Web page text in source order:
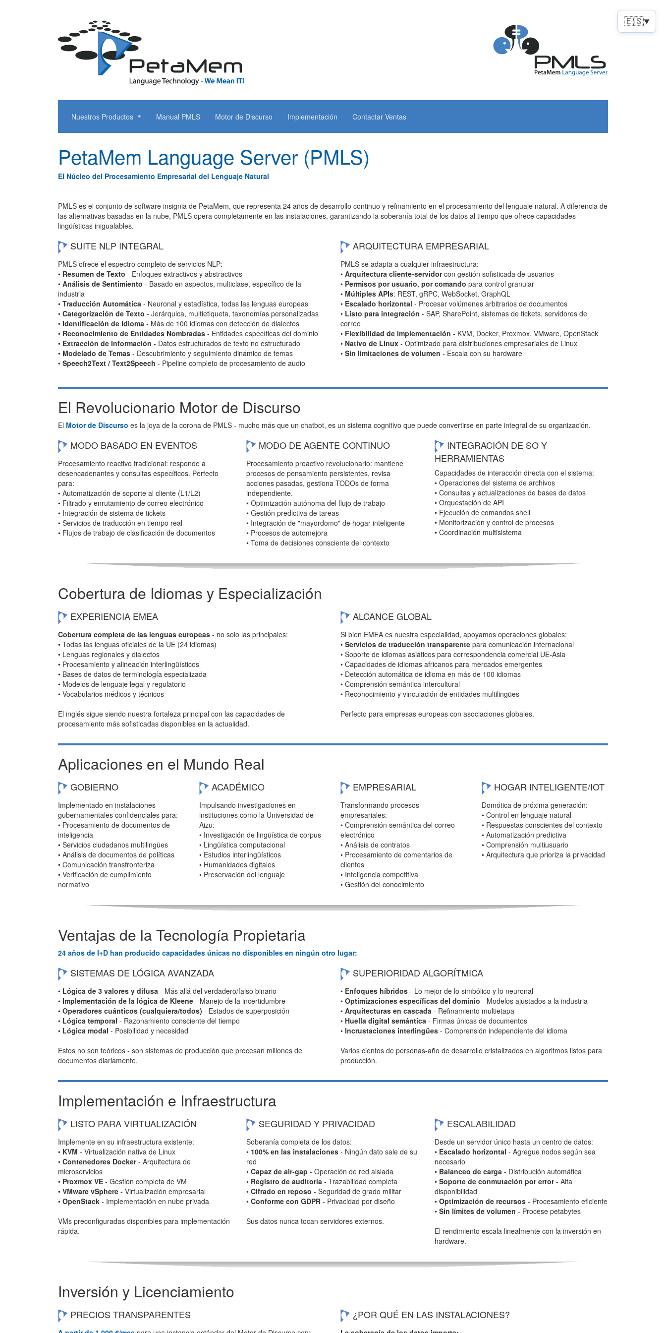
🇪🇸▼
Nuestros Productos Manual PMLS Motor de Discurso Implementación Contactar Ventas
PetaMem Language Server (PMLS)
El Núcleo del Procesamiento Empresarial del Lenguaje Natural
PMLS es el conjunto de software insignia de PetaMem, que representa 24 años de desarrollo continuo y refinamiento en el procesamiento del lenguaje natural. A diferencia de
las alternativas basadas en la nube, PMLS opera completamente en las instalaciones, garantizando la soberanía total de los datos al tiempo que ofrece capacidades
lingüísticas inigualables.
SUITE NLP INTEGRAL
PMLS ofrece el espectro completo de servicios NLP:
• Resumen de Texto - Enfoques extractivos y abstractivos
• Análisis de Sentimiento - Basado en aspectos, multiclase, específico de la
industria
• Traducción Automática - Neuronal y estadística, todas las lenguas europeas
• Categorización de Texto - Jerárquica, multietiqueta, taxonomías personalizadas
• Identificación de Idioma - Más de 100 idiomas con detección de dialectos
• Reconocimiento de Entidades Nombradas - Entidades específicas del dominio
• Extracción de Información - Datos estructurados de texto no estructurado
• Modelado de Temas - Descubrimiento y seguimiento dinámico de temas
• Speech2Text / Text2Speech - Pipeline completo de procesamiento de audio
ARQUITECTURA EMPRESARIAL
PMLS se adapta a cualquier infraestructura:
• Arquitectura cliente-servidorcon gestión sofisticada de usuarios
• Permisos por usuario, por comando para control granular
• Múltiples APIs: REST, gRPC, WebSocket, GraphQL
• Escalado horizontal - Procesar volúmenes arbitrarios de documentos
• Listo para integración - SAP, SharePoint, sistemas de tickets, servidores de
correo
• Flexibilidad de implementación - KVM, Docker, Proxmox, VMware, OpenStack
• Nativo de Linux - Optimizado para distribuciones empresariales de Linux
• Sin limitaciones de volumen - Escala con su hardware
El Revolucionario Motor de Discurso
El Motor de Discurso es la joya de la corona de PMLS - mucho más que un chatbot, es un sistema cognitivo que puede convertirse en parte integral de su organización.
MODO BASADO EN EVENTOS
Procesamiento reactivo tradicional: responde a
desencadenantes y consultas específicos. Perfecto
para:
• Automatización de soporte al cliente (L1/L2)
• Filtrado y enrutamiento de correo electrónico
• Integración de sistema de tickets
• Servicios de traducción en tiempo real
• Flujos de trabajo de clasificación de documentos
MODO DE AGENTE CONTINUO
Procesamiento proactivo revolucionario: mantiene
procesos de pensamiento persistentes, revisa
acciones pasadas, gestiona TODOs de forma
independiente.
• Optimización autónoma del flujo de trabajo
• Gestión predictiva de tareas
• Integración de "mayordomo" de hogar inteligente
• Procesos de automejora
• Toma de decisiones consciente del contexto
INTEGRACIÓN DE SO Y
HERRAMIENTAS
Capacidades de interacción directa con el sistema:
• Operaciones del sistema de archivos
• Consultas y actualizaciones de bases de datos
• Orquestación de API
• Ejecución de comandos shell
• Monitorización y control de procesos
• Coordinación multisistema
Cobertura de Idiomas y Especialización
EXPERIENCIA EMEA
Cobertura completa de las lenguas europeas - no solo las principales:
• Todas las lenguas oficiales de la UE (24 idiomas)
• Lenguas regionales y dialectos
• Procesamiento y alineación interlingüísticos
• Bases de datos de terminología especializada
• Modelos de lenguaje legal y regulatorio
• Vocabularios médicos y técnicos
El inglés sigue siendo nuestra fortaleza principal con las capacidades de
procesamiento más sofisticadas disponibles en la actualidad.
ALCANCE GLOBAL
Si bien EMEA es nuestra especialidad, apoyamos operaciones globales:
• Servicios de traducción transparente para comunicación internacional
• Soporte de idiomas asiáticos para correspondencia comercial UE-Asia
• Capacidades de idiomas africanos para mercados emergentes
• Detección automática de idioma en más de 100 idiomas
• Comprensión semántica intercultural
• Reconocimiento y vinculación de entidades multilingües
Perfecto para empresas europeas con asociaciones globales.
Aplicaciones en el Mundo Real
GOBIERNO
Implementado en instalaciones
gubernamentales confidenciales para:
• Procesamiento de documentos de
inteligencia
• Servicios ciudadanos multilingües
• Análisis de documentos de políticas
• Comunicación transfronteriza
• Verificación de cumplimiento
normativo
ACADÉMICO
Impulsando investigaciones en
instituciones como la Universidad de
Aizu:
• Investigación de lingüística de corpus
• Lingüística computacional
• Estudios interlingüísticos
• Humanidades digitales
• Preservación del lenguaje
EMPRESARIAL
Transformando procesos
empresariales:
• Comprensión semántica del correo
electrónico
• Análisis de contratos
• Procesamiento de comentarios de
clientes
• Inteligencia competitiva
• Gestión del conocimiento
HOGAR INTELIGENTE/IOT
Domótica de próxima generación:
• Control en lenguaje natural
• Respuestas conscientes del contexto
• Automatización predictiva
• Comprensión multiusuario
• Arquitectura que prioriza la privacidad
Ventajas de la Tecnología Propietaria
24 años de I+D han producido capacidades únicas no disponibles en ningún otro lugar:
SISTEMAS DE LÓGICA AVANZADA
• Lógica de 3 valores y difusa - Más allá del verdadero/falso binario
• Implementación de la lógica de Kleene - Manejo de la incertidumbre
• Operadores cuánticos (cualquiera/todos) - Estados de superposición
• Lógica temporal - Razonamiento consciente del tiempo
• Lógica modal - Posibilidad y necesidad
Estos no son teóricos - son sistemas de producción que procesan millones de
documentos diariamente.
SUPERIORIDAD ALGORÍTMICA
• Enfoques híbridos - Lo mejor de lo simbólico y lo neuronal
• Optimizaciones específicas del dominio - Modelos ajustados a la industria
• Arquitecturas en cascada - Refinamiento multietapa
• Huella digital semántica - Firmas únicas de documentos
• Incrustaciones interlingües - Comprensión independiente del idioma
Varios cientos de personas-año de desarrollo cristalizados en algoritmos listos para
producción.
Implementación e Infraestructura
LISTO PARA VIRTUALIZACIÓN
Implemente en su infraestructura existente:
• KVM - Virtualización nativa de Linux
• Contenedores Docker- Arquitectura de
microservicios
• Proxmox VE - Gestión completa de VM
• VMware vSphere - Virtualización empresarial
• OpenStack - Implementación en nube privada
VMs preconfiguradas disponibles para implementación
rápida.
SEGURIDAD Y PRIVACIDAD
Soberanía completa de los datos:
• 100% en las instalaciones - Ningún dato sale de su
red
• Capaz de air-gap - Operación de red aislada
• Registro de auditoría - Trazabilidad completa
• Cifrado en reposo - Seguridad de grado militar
• Conforme con GDPR - Privacidad por diseño
Sus datos nunca tocan servidores externos.
ESCALABILIDAD
Desde un servidor único hasta un centro de datos:
• Escalado horizontal - Agregue nodos según sea
necesario
• Balanceo de carga - Distribución automática
• Soporte de conmutación por error- Alta
disponibilidad
• Optimización de recursos - Procesamiento eficiente
• Sin límites de volumen - Procese petabytes
El rendimiento escala linealmente con la inversión en
hardware.
Inversión y Licenciamiento
PRECIOS TRANSPARENTES ¿POR QUÉ EN LAS INSTALACIONES?